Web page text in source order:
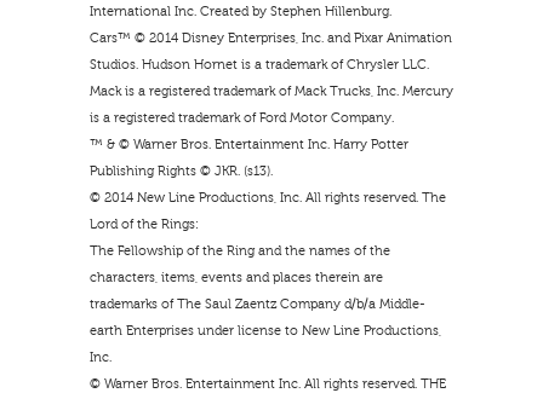
International Inc. Created by Stephen Hillenburg.
Cars™ © 2014 Disney Enterprises, Inc. and Pixar Animation
Studios. Hudson Hornet is a trademark of Chrysler LLC.
Mack is a registered trademark of Mack Trucks, Inc. Mercury
is a registered trademark of Ford Motor Company.
™ & © Warner Bros. Entertainment Inc. Harry Potter
Publishing Rights © JKR. (s13).
© 2014 New Line Productions, Inc. All rights reserved. The
Lord of the Rings:
The Fellowship of the Ring and the names of the
characters, items, events and places therein are
trademarks of The Saul Zaentz Company d/b/a Middle-
earth Enterprises under license to New Line Productions,
Inc.
© Warner Bros. Entertainment Inc. All rights reserved. THE